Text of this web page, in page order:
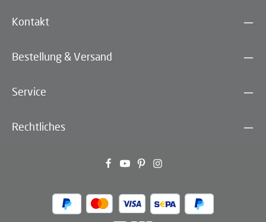
Kontakt
Bestellung & Versand
Service
Rechtliches